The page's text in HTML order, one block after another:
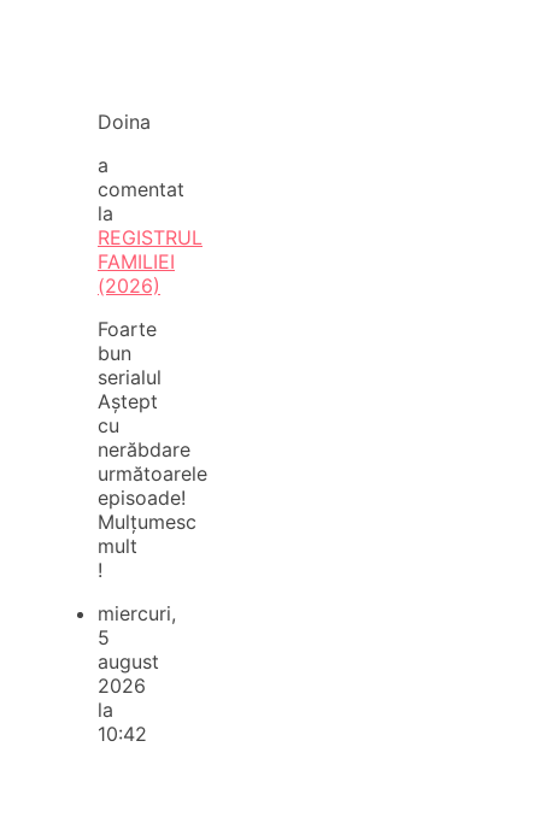
Doina
a
comentat
la
REGISTRUL
FAMILIEI
(2026)
Foarte
bun
serialul
Aștept
cu
nerăbdare
următoarele
episoade!
Mulțumesc
mult
!
miercuri,
5
august
2026
la
10:42